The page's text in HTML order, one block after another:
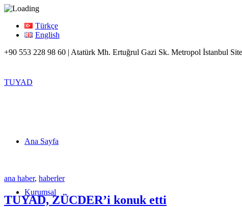
Türkçe
English
+90 553 228 98 60 | Atatürk Mh. Ertuğrul Gazi Sk. Metropol İstanbul
TUYAD
Ana Sayfa
Kurumsal
ana haber, haberler
TUYAD, ZÜCDER’i konuk etti